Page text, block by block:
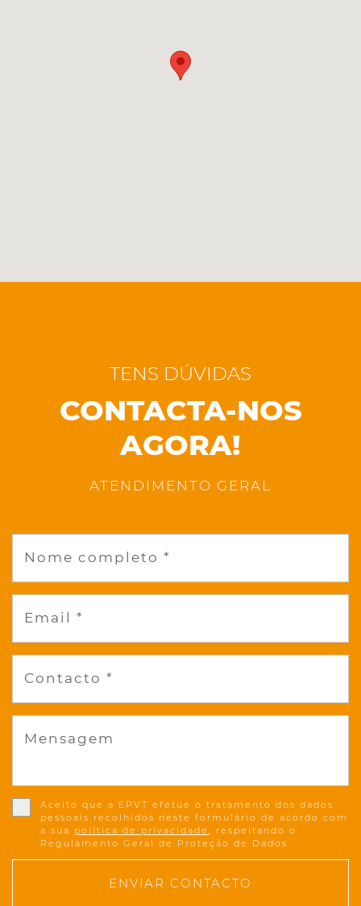
TENS DÚVIDAS
CONTACTA-NOS
AGORA!
ATENDIMENTO GERAL
Nome completo *
Email *
Contacto *
Mensagem
Aceito que a EPVT efetue o tratamento dos dados
pessoais recolhidos neste formulário de acordo com
a sua política de privacidade , respeitando o
Regulamento Geral de Proteção de Dados.
ENVIAR CONTACTO